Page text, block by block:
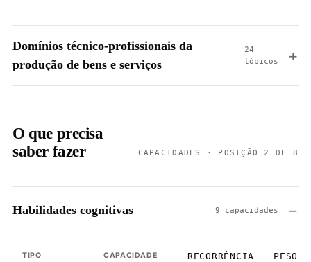
Domínios técnico-profissionais da
produção de bens e serviços
24
tópicos
O que precisa
saber fazer
CAPACIDADES · POSIÇÃO 2 DE 8
Habilidades cognitivas 9 capacidades
TIPO CAPACIDADE RECORRÊNCIA PESO